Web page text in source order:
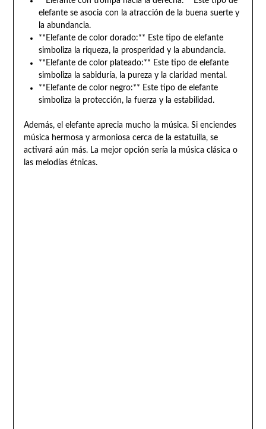
elefante se asocia con la atracción de la buena suerte y
la abundancia.
**Elefante de color dorado:** Este tipo de elefante
simboliza la riqueza, la prosperidad y la abundancia.
**Elefante de color plateado:** Este tipo de elefante
simboliza la sabiduría, la pureza y la claridad mental.
**Elefante de color negro:** Este tipo de elefante
simboliza la protección, la fuerza y la estabilidad.
Además, el elefante aprecia mucho la música. Si enciendes
música hermosa y armoniosa cerca de la estatuilla, se
activará aún más. La mejor opción sería la música clásica o
las melodías étnicas.